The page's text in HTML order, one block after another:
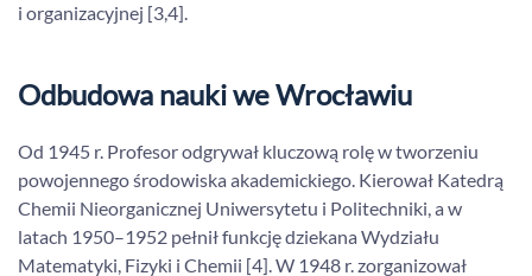
i organizacyjnej [3,4].
Odbudowa nauki we Wrocławiu
Od 1945 r. Profesor odgrywał kluczową rolę w tworzeniu
powojennego środowiska akademickiego. Kierował Katedrą
Chemii Nieorganicznej Uniwersytetu i Politechniki, a w
latach 1950–1952 pełnił funkcję dziekana Wydziału
Matematyki, Fizyki i Chemii [4]. W 1948 r. zorganizował